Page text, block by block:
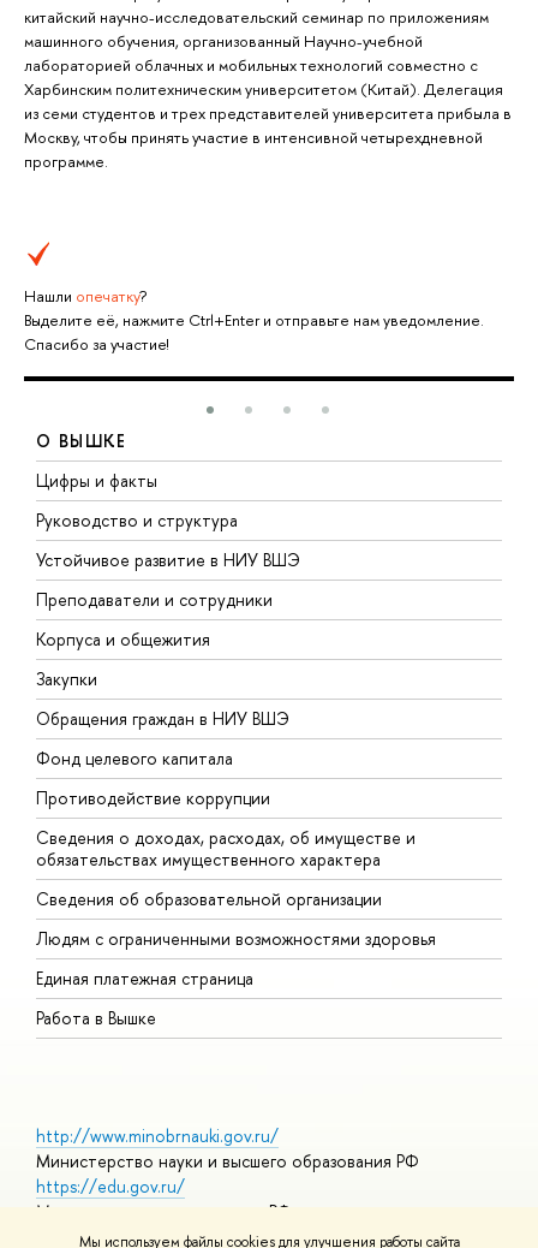
Мы используем файлы cookies для улучшения работы сайта
китайский научно-исследовательский семинар по приложениям
машинного обучения, организованный Научно-учебной
лабораторией облачных и мобильных технологий совместно с
Харбинским политехническим университетом (Китай). Делегация
из семи студентов и трех представителей университета прибыла в
Москву, чтобы принять участие в интенсивной четырехдневной
программе.
Нашли опечатку?
Выделите её, нажмите Ctrl+Enter и отправьте нам уведомление.
Спасибо за участие!
О ВЫШКЕ
Цифры и факты
Руководство и структура
Устойчивое развитие в НИУ ВШЭ
Преподаватели и сотрудники
Корпуса и общежития
Закупки
Обращения граждан в НИУ ВШЭ
Фонд целевого капитала
Противодействие коррупции
Сведения о доходах, расходах, об имуществе и
обязательствах имущественного характера
Сведения об образовательной организации
Людям с ограниченными возможностями здоровья
Единая платежная страница
Работа в Вышке
http://www.minobrnauki.gov.ru/
Министерство науки и высшего образования РФ
https://edu.gov.ru/
Министерство просвещения РФ
https://elearning.hse.ru/mooc